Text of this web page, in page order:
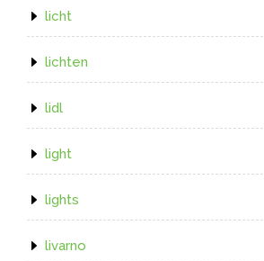
licht
lichten
lidl
light
lights
livarno